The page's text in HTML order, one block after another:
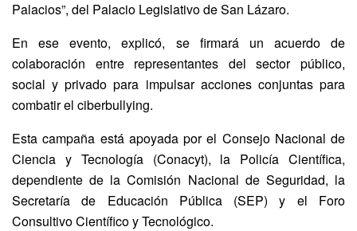
Palacios”, del Palacio Legislativo de San Lázaro.
En ese evento, explicó, se firmará un acuerdo de
colaboración entre representantes del sector público,
social y privado para impulsar acciones conjuntas para
combatir el ciberbullying.
Esta campaña está apoyada por el Consejo Nacional de
Ciencia y Tecnología (Conacyt), la Policía Científica,
dependiente de la Comisión Nacional de Seguridad, la
Secretaría de Educación Pública (SEP) y el Foro
Consultivo Científico y Tecnológico.